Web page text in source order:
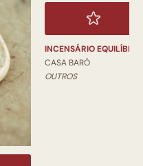
INCENSÁRIO
CASA BARÓ
OUTROS